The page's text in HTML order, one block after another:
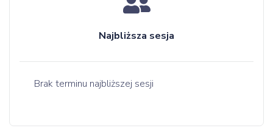
Najbliższa sesja
Brak terminu najbliższej sesji